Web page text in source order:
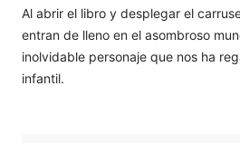
Al abrir el libro y desplegar el
entran de lleno en el asombroso
inolvidable personaje que nos ha
infantil.